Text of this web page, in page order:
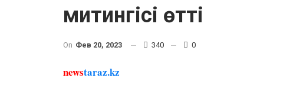
митингісі өтті
On Фев 20, 2023 340 0
newstaraz.kz